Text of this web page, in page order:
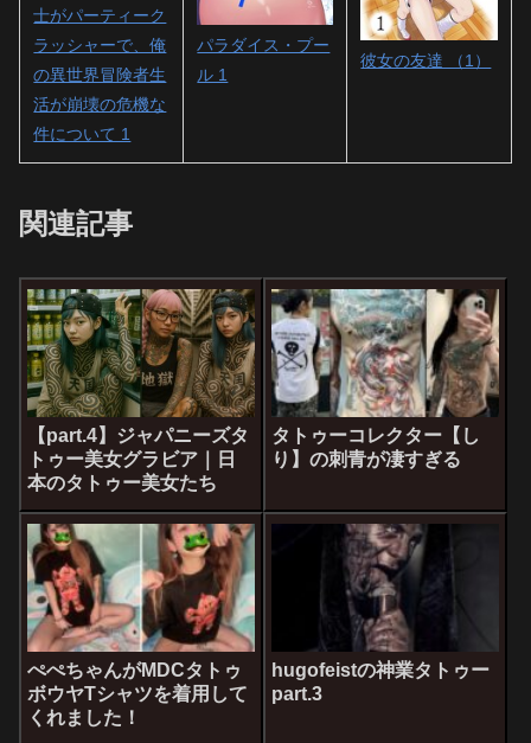
士がパーティーク
ラッシャーで、俺
の異世界冒険者生
活が崩壊の危機な
件について 1
パラダイス・プー
ル 1
彼女の友達 （1）
関連記事
【part.4】ジャパニーズタ
トゥー美女グラビア｜日
本のタトゥー美女たち
タトゥーコレクター【し
り】の刺青が凄すぎる
ぺぺちゃんがMDCタトゥ
ボウヤTシャツを着用して
くれました！
hugofeistの神業タトゥー
part.3